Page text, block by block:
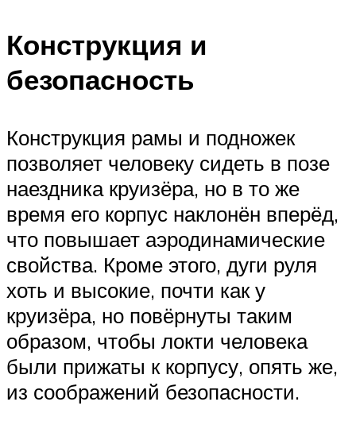
Конструкция и
безопасность
Конструкция рамы и подножек
позволяет человеку сидеть в позе
наездника круизёра, но в то же
время его корпус наклонён вперёд,
что повышает аэродинамические
свойства. Кроме этого, дуги руля
хоть и высокие, почти как у
круизёра, но повёрнуты таким
образом, чтобы локти человека
были прижаты к корпусу, опять же,
из соображений безопасности.